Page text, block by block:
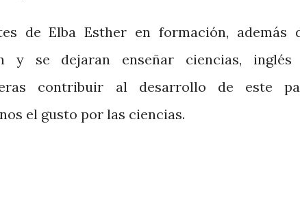
de Elba Esther en formación, además
y se dejaran enseñar ciencias,
contribuir al desarrollo de este
el gusto por las ciencias.